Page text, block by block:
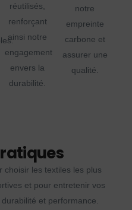
réutilisés,
renforçant
ainsi notre
engagement
envers la
durabilité.
notre
empreinte
carbone et
assurer une
qualité.
choisir les textiles les plus
et pour entretenir vos
et performance.